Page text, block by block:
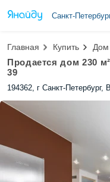
Санкт-
Главная Купить Дом
Продается дом 230
39
194362, г Санкт-